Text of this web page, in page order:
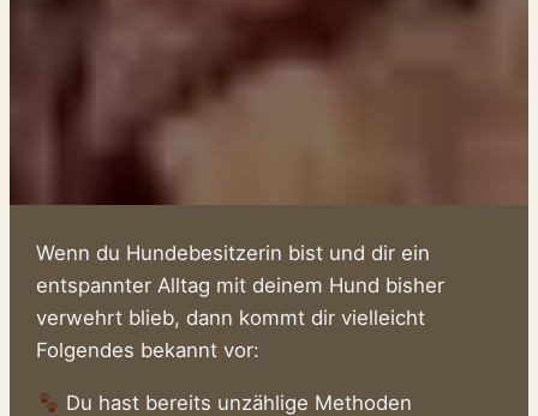
Wenn du Hundebesitzerin bist und dir ein
entspannter Alltag mit deinem Hund bisher
verwehrt blieb, dann kommt dir vielleicht
Folgendes bekannt vor:
Du hast bereits unzählige Methoden